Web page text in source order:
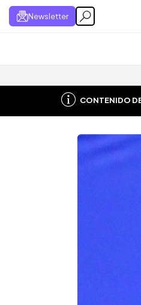
Newsletter
CONTENIDO